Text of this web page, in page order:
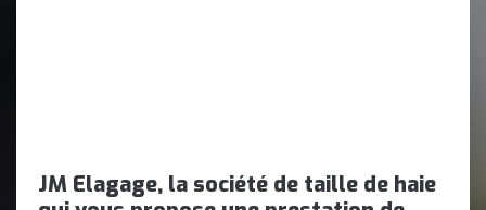
JM Elagage, la société de taille de haie